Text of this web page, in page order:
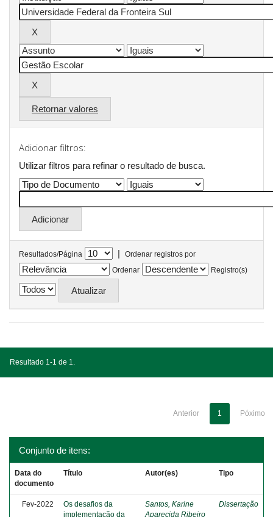
Retornar valores
Adicionar filtros:
Utilizar filtros para refinar o resultado de busca.
Resultados/Página |
Ordenar registros por
Ordenar
Registro(s)
Resultado 1-1 de 1.
Anterior 1 Póximo
Conjunto de itens:
Data do
documento
Título Autor(es) Tipo
Fev-2022
Os desafios da
implementação da
Santos, Karine
Aparecida Ribeiro
Dissertação